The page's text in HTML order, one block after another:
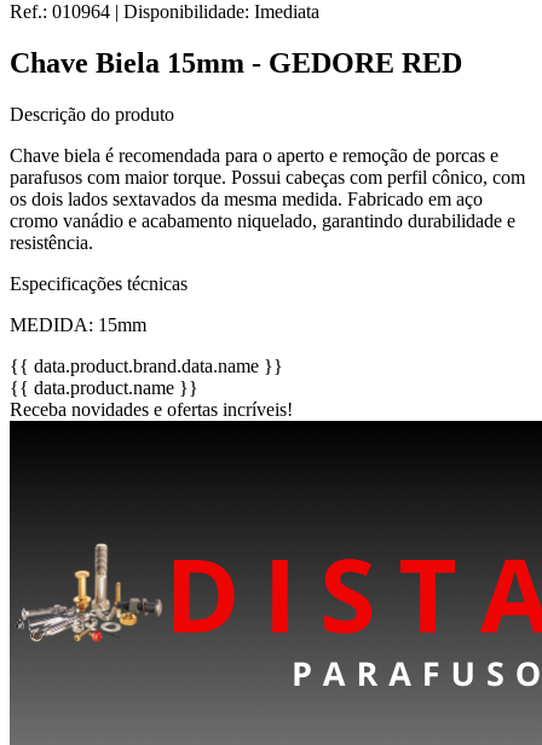
Ref.: 010964 | Disponibilidade: Imediata
Chave Biela 15mm - GEDORE RED
Descrição do produto
Chave biela é recomendada para o aperto e remoção de porcas e
parafusos com maior torque. Possui cabeças com perfil cônico, com
os dois lados sextavados da mesma medida. Fabricado em aço
cromo vanádio e acabamento niquelado, garantindo durabilidade e
resistência.
Especificações técnicas
MEDIDA: 15mm
{{ data.product.brand.data.name }}
{{ data.product.name }}
Receba novidades e ofertas incríveis!